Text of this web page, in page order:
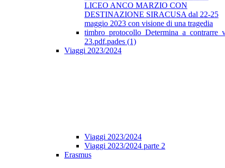
LICEO ANCO MARZIO CON
DESTINAZIONE SIRACUSA dal 22-25
maggio 2023 con visione di una tragedia
23.pdf.pades (1)
Viaggi 2023/2024
Viaggi 2023/2024
Viaggi 2023/2024 parte 2
Erasmus